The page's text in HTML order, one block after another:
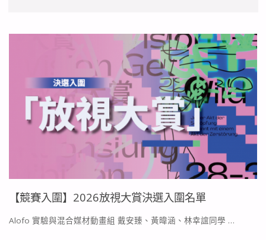
【競賽入圍】2026放視大賞決選入圍名單
Alofo 實驗與混合媒材動畫組 戴安臻、黃暐涵、林幸誼同學 …